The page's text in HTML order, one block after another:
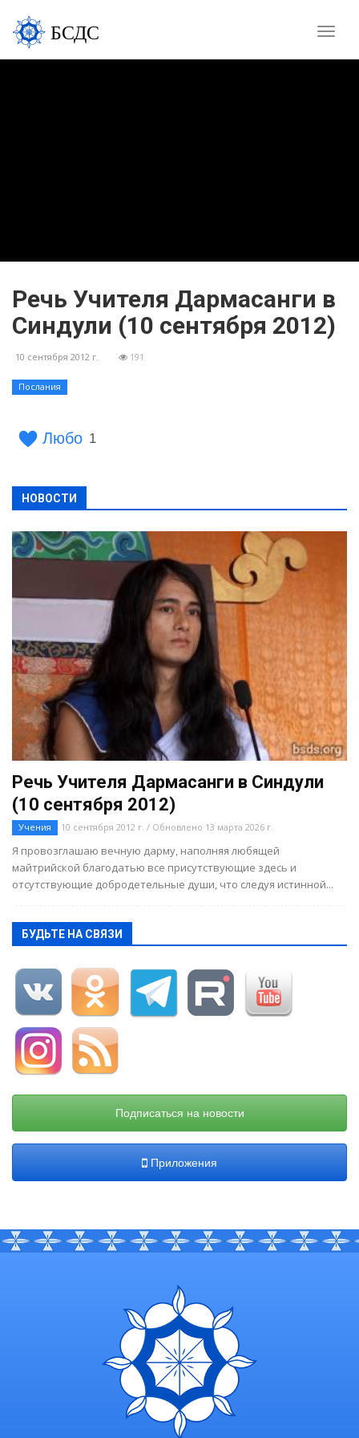
Toggle
БСДС
Речь Учителя Дармасанги в
Синдули (10 сентября 2012)
10 сентября 2012 г. 191
Послания
Любо 1
НОВОСТИ
Речь Учителя Дармасанги в Синдули
(10 сентября 2012)
Учения 10 сентября 2012 г. / Обновлено 13 марта 2026 г.
Я провозглашаю вечную дарму, наполняя любящей
майтрийской благодатью все присутствующие здесь и
отсутствующие добродетельные души, что следуя истинной...
БУДЬТЕ НА СВЯЗИ
Подписаться на новости
Приложения